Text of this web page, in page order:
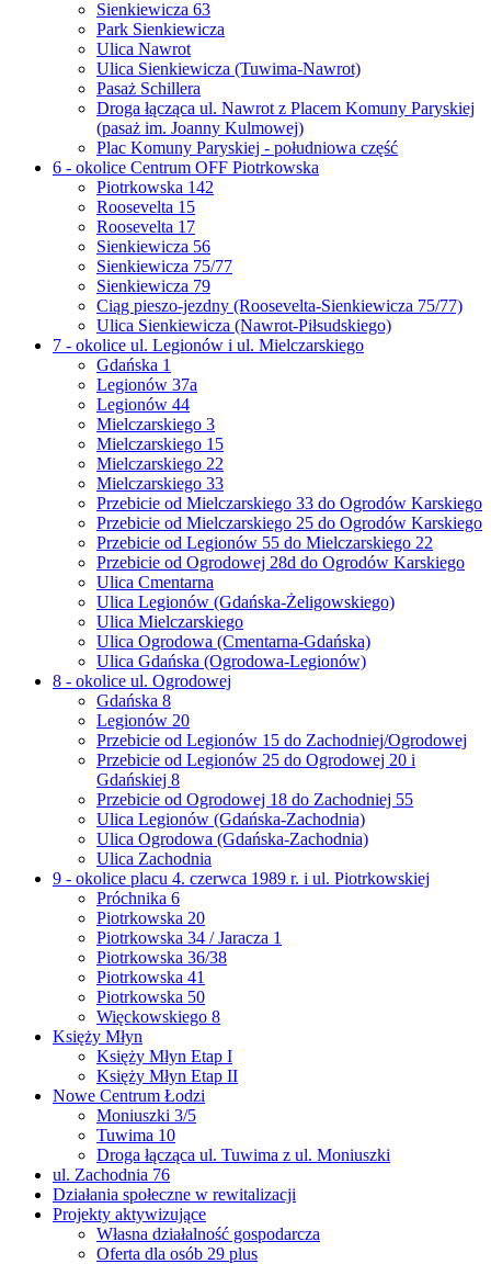
Sienkiewicza 63
Park Sienkiewicza
Ulica Nawrot
Ulica Sienkiewicza (Tuwima-Nawrot)
Pasaż Schillera
Droga łącząca ul. Nawrot z Placem Komuny Paryskiej
(pasaż im. Joanny Kulmowej)
Plac Komuny Paryskiej - południowa część
6 - okolice Centrum OFF Piotrkowska
Piotrkowska 142
Roosevelta 15
Roosevelta 17
Sienkiewicza 56
Sienkiewicza 75/77
Sienkiewicza 79
Ciąg pieszo-jezdny (Roosevelta-Sienkiewicza 75/77)
Ulica Sienkiewicza (Nawrot-Piłsudskiego)
7 - okolice ul. Legionów i ul. Mielczarskiego
Gdańska 1
Legionów 37a
Legionów 44
Mielczarskiego 3
Mielczarskiego 15
Mielczarskiego 22
Mielczarskiego 33
Przebicie od Mielczarskiego 33 do Ogrodów Karskiego
Przebicie od Mielczarskiego 25 do Ogrodów Karskiego
Przebicie od Legionów 55 do Mielczarskiego 22
Przebicie od Ogrodowej 28d do Ogrodów Karskiego
Ulica Cmentarna
Ulica Legionów (Gdańska-Żeligowskiego)
Ulica Mielczarskiego
Ulica Ogrodowa (Cmentarna-Gdańska)
Ulica Gdańska (Ogrodowa-Legionów)
8 - okolice ul. Ogrodowej
Gdańska 8
Legionów 20
Przebicie od Legionów 15 do Zachodniej/Ogrodowej
Przebicie od Legionów 25 do Ogrodowej 20 i
Gdańskiej 8
Przebicie od Ogrodowej 18 do Zachodniej 55
Ulica Legionów (Gdańska-Zachodnia)
Ulica Ogrodowa (Gdańska-Zachodnia)
Ulica Zachodnia
9 - okolice placu 4. czerwca 1989 r. i ul. Piotrkowskiej
Próchnika 6
Piotrkowska 20
Piotrkowska 34 / Jaracza 1
Piotrkowska 36/38
Piotrkowska 41
Piotrkowska 50
Więckowskiego 8
Księży Młyn
Księży Młyn Etap I
Księży Młyn Etap II
Nowe Centrum Łodzi
Moniuszki 3/5
Tuwima 10
Droga łącząca ul. Tuwima z ul. Moniuszki
ul. Zachodnia 76
Działania społeczne w rewitalizacji
Projekty aktywizujące
Własna działalność gospodarcza
Oferta dla osób 29 plus